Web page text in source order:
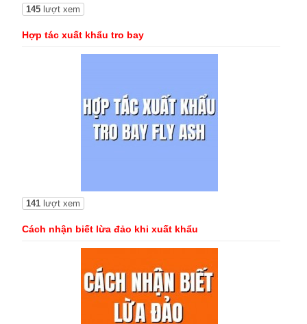
145lượt xem
Hợp tác xuất khẩu tro bay
141lượt xem
Cách nhận biết lừa đảo khi xuất khẩu